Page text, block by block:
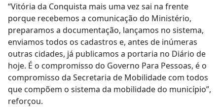
“Vitória da Conquista mais uma vez sai na frente
porque recebemos a comunicação do Ministério,
preparamos a documentação, lançamos no sistema,
enviamos todos os cadastros e, antes de inúmeras
outras cidades, já publicamos a portaria no Diário de
hoje. É o compromisso do Governo Para Pessoas, é o
compromisso da Secretaria de Mobilidade com todos
que compõem o sistema da mobilidade do município”,
reforçou.